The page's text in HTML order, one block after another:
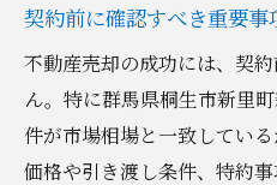
契約前に確認すべき重要事
不動産売却の成功には、契
ん。特に群馬県桐生市新里
件が市場相場と一致してい
価格や引き渡し条件、特約